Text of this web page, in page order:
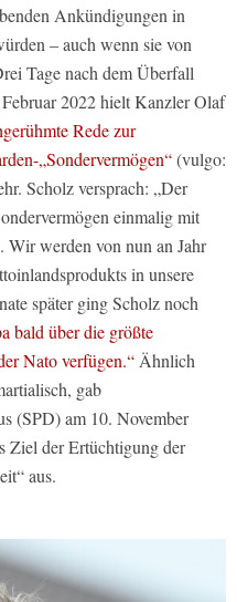
Ankündigungen in
– auch wenn sie von
Tage nach dem Überfall
2022 hielt Kanzler Olaf
Rede zur
„Sondervermögen“(vulgo:
Scholz versprach: „Der
einmalig mit
werden von nun an Jahr
in unsere
später ging Scholz noch
bald über die größte
Nato verfügen.“Ähnlich
gab
(SPD) am 10. November
Ziel der Ertüchtigung der
aus.